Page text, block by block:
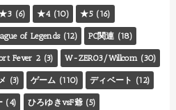
(6) ★4 (10) ★5 (16)
of Legends (12) PC関連 (18)
Fever 2 (3) W-ZERO3/Willcom (30)
(3) ゲーム (110) ディベート (12)
(4) ひろゆきvsF爺 (5)